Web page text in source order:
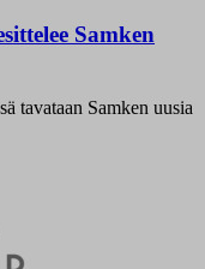
Samken
tavataan Samken uusia